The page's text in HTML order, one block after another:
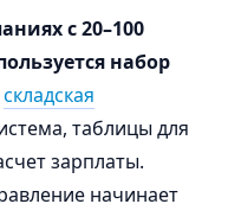
с 20–100
набор
складская
таблицы для
зарплаты.
начинает